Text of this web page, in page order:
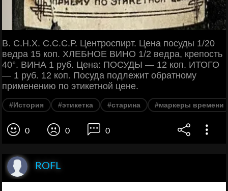
В. С.Н.Х. C.C.С.Р. Центроспирт. Цена посуды 1/20
ведра 15 коп. ХЛЕБНОЕ ВИНО 1/2 ведра, крепость
40°. ВИНА 1 руб. Цена: ПОСУДЫ — 12 коп. ИТОГО
— 1 руб. 12 коп. Посуда подлежит обратному
применению по этикетной цене.
#История #этикетка #старина #маркеры времени
0 0 0
ROFL